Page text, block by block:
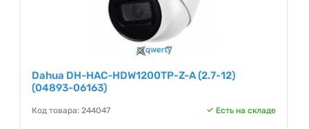
Dahua DH-HAC-HDW1200TP-Z-A (2.7-12)
(04893-06163)
Код товара: 244047 Есть на складе